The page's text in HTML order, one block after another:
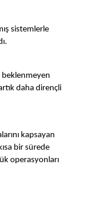
sistemlerle
beklenmeyen
daha dirençli
kapsayan
bir sürede
operasyonları